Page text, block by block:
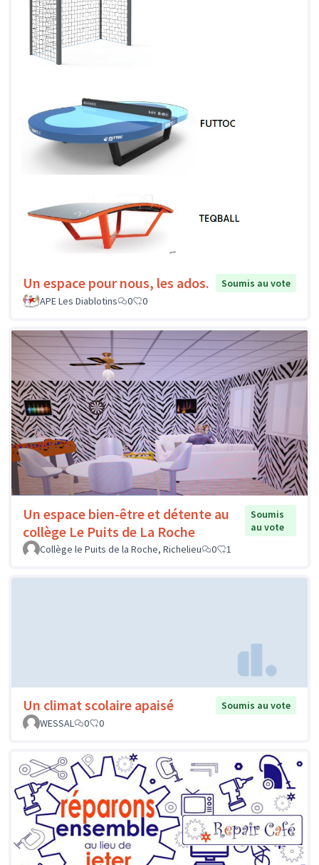
Un espace pour nous, les ados.
Soumis au vote
APE Les Diablotins
0 0
Un espace bien-être et détente au
collège Le Puits de La Roche
Soumis
au vote
Collège le Puits de la Roche, Richelieu
0 1
Un climat scolaire apaisé
Soumis au vote
WESSAL
0 0